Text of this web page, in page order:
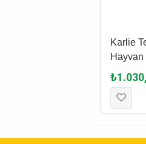
Karlie
Peluş